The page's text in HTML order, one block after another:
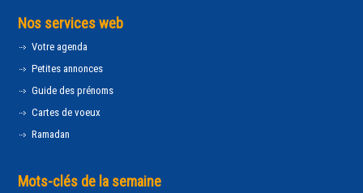
Nos services web
Votre agenda
Petites annonces
Guide des prénoms
Cartes de voeux
Ramadan
Mots-clés de la semaine